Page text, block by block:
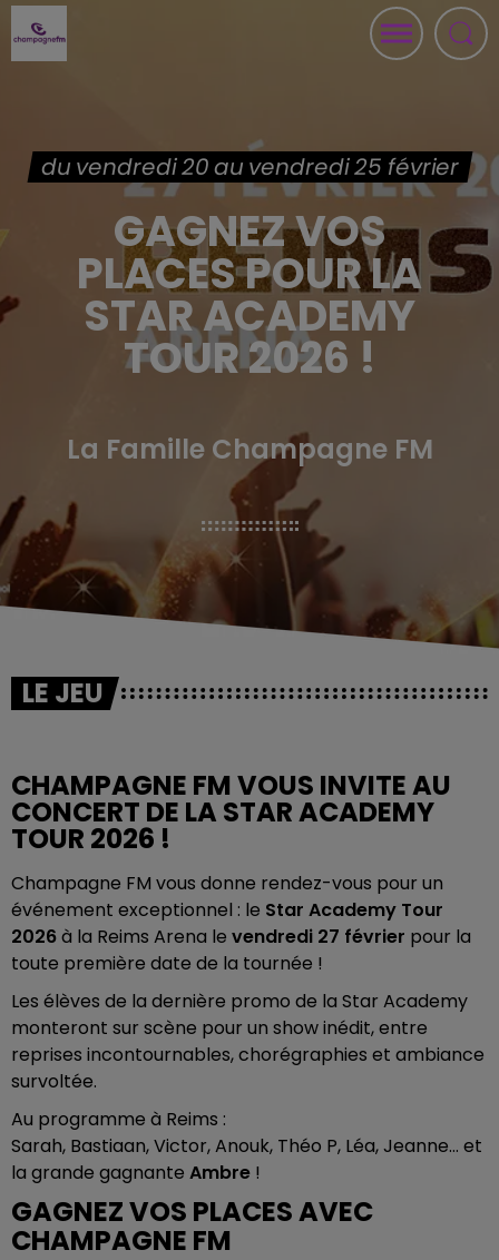
du vendredi 20 au vendredi 25 février
GAGNEZ VOS
PLACES POUR LA
STAR ACADEMY
TOUR 2026 !
La Famille Champagne FM
LE JEU
CHAMPAGNE FM VOUS INVITE AU
CONCERT DE LA STAR ACADEMY
TOUR 2026 !
Champagne FM vous donne rendez-vous pour un
événement exceptionnel : le Star Academy Tour
2026à la Reims Arena le vendredi 27 février pour la
toute première date de la tournée !
Les élèves de la dernière promo de la Star Academy
monteront sur scène pour un show inédit, entre
reprises incontournables, chorégraphies et ambiance
survoltée.
Au programme à Reims :
Sarah, Bastiaan, Victor, Anouk, Théo P, Léa, Jeanne… et
la grande gagnante Ambre !
GAGNEZ VOS PLACES AVEC
CHAMPAGNE FM